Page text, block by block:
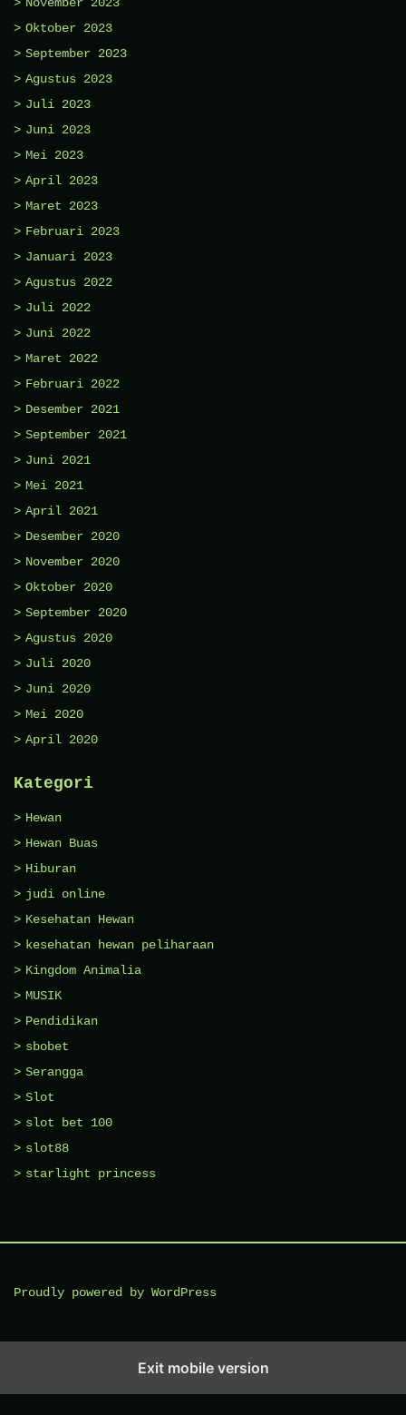
Oktober 2023
September 2023
Agustus 2023
Juli 2023
Juni 2023
Mei 2023
April 2023
Maret 2023
Februari 2023
Januari 2023
Agustus 2022
Juli 2022
Juni 2022
Maret 2022
Februari 2022
Desember 2021
September 2021
Juni 2021
Mei 2021
April 2021
Desember 2020
November 2020
Oktober 2020
September 2020
Agustus 2020
Juli 2020
Juni 2020
Mei 2020
April 2020
Kategori
Hewan
Hewan Buas
Hiburan
judi online
Kesehatan Hewan
kesehatan hewan peliharaan
Kingdom Animalia
MUSIK
Pendidikan
sbobet
Serangga
Slot
slot bet 100
slot88
starlight princess
Proudly powered by WordPress
Exit mobile version